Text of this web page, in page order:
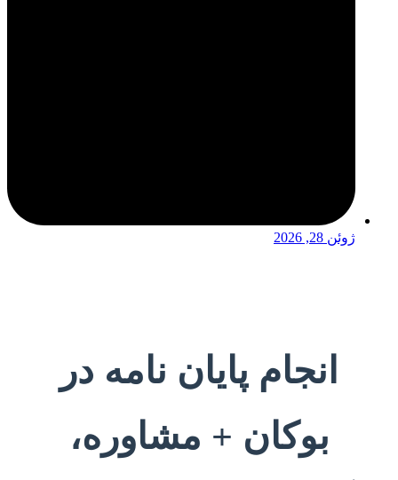
ژوئن 28, 2026
انجام پایان نامه در
بوکان + مشاوره،